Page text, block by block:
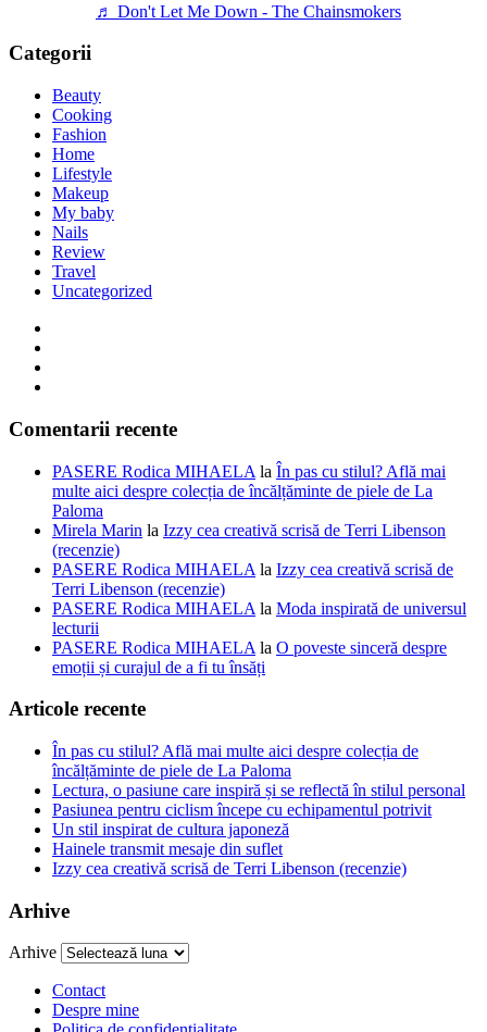
♬ Don't Let Me Down - The Chainsmokers
Categorii
Beauty
Cooking
Fashion
Home
Lifestyle
Makeup
My baby
Nails
Review
Travel
Uncategorized
Comentarii recente
PASERE Rodica MIHAELA la În pas cu stilul? Află mai
multe aici despre colecția de încălțăminte de piele de La
Paloma
Mirela Marin la Izzy cea creativă scrisă de Terri Libenson
(recenzie)
PASERE Rodica MIHAELA la Izzy cea creativă scrisă de
Terri Libenson (recenzie)
PASERE Rodica MIHAELA la Moda inspirată de universul
lecturii
PASERE Rodica MIHAELA la O poveste sinceră despre
emoții și curajul de a fi tu însăți
Articole recente
În pas cu stilul? Află mai multe aici despre colecția de
încălțăminte de piele de La Paloma
Lectura, o pasiune care inspiră și se reflectă în stilul personal
Pasiunea pentru ciclism începe cu echipamentul potrivit
Un stil inspirat de cultura japoneză
Hainele transmit mesaje din suflet
Izzy cea creativă scrisă de Terri Libenson (recenzie)
Arhive
Arhive
Contact
Despre mine